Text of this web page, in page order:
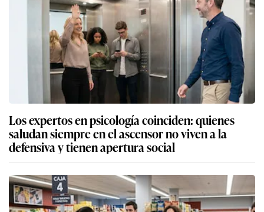
Los expertos en psicología coinciden: quienes
saludan siempre en el ascensor no viven a la
defensiva y tienen apertura social